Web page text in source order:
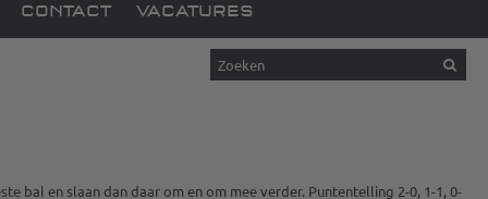
CONTACT VACATURES
bal en slaan dan daar om en om mee verder. Puntentelling 2-0, 1-1, 0-